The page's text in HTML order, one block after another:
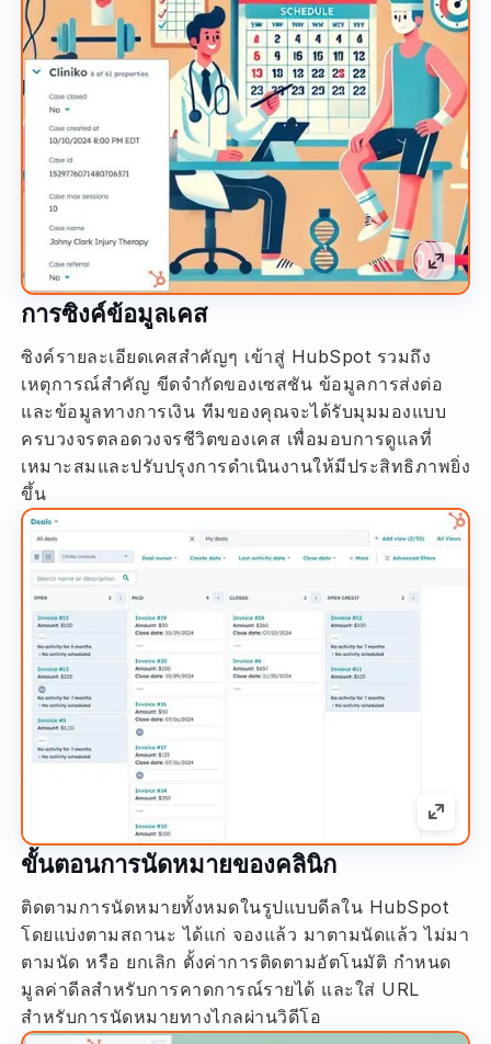
การซิงค์ข้อมูลเคส
ซิงค์รายละเอียดเคสสำคัญๆ เข้าสู่ HubSpot รวมถึง
เหตุการณ์สำคัญ ขีดจำกัดของเซสชัน ข้อมูลการส่งต่อ
และข้อมูลทางการเงิน ทีมของคุณจะได้รับมุมมองแบบ
ครบวงจรตลอดวงจรชีวิตของเคส เพื่อมอบการดูแลที่
เหมาะสมและปรับปรุงการดำเนินงานให้มีประสิทธิภาพยิ่ง
ขึ้น
ขั้นตอนการนัดหมายของคลินิก
ติดตามการนัดหมายทั้งหมดในรูปแบบดีลใน HubSpot
โดยแบ่งตามสถานะ ได้แก่ จองแล้ว มาตามนัดแล้ว ไม่มา
ตามนัด หรือ ยกเลิก ตั้งค่าการติดตามอัตโนมัติ กำหนด
มูลค่าดีลสำหรับการคาดการณ์รายได้ และใส่ URL
สำหรับการนัดหมายทางไกลผ่านวิดีโอ